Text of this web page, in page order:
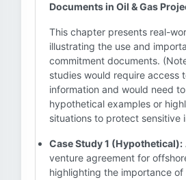
Documents in Oil & Gas
This chapter presents real-
illustrating the use and
commitment documents.
studies would require access
information and would need
hypothetical examples or
situations to protect sensitive
Case Study 1 (Hypothetical):
venture agreement for
highlighting the importance of